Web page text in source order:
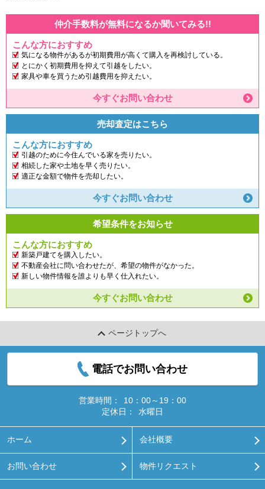
仲介手数料が無料になるか聞いてみる!!
こんな方におすすめ
気になる物件があるが初期費用が高くて購入を再検討している。
とにかく初期費用を抑えて引越をしたい。
家具や車を買うため引越費用を抑えたい。
今すぐお問い合わせ
売却査定はこちら
こんな方におすすめ
引越のために今住んでいる家を売りたい。
相続した家や土地を早く売りたい。
適正な金額で物件を売却したい。
今すぐお問い合わせ
希望条件をお知らせ
こんな方におすすめ
新築戸建てを購入したい。
不動産会社に問い合わせたが、希望の物件がなかった。
新しい物件情報を誰よりも早く仕入れたい。
今すぐお問い合わせ
ページトップへ
電話でお問い合わせ
営業時間：
10：00～19：00
定休日：
水曜日
ホーム 会社概要
お問い合わせ 物件リクエスト